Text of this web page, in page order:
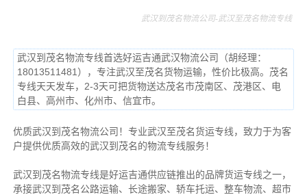
武汉到茂名物流公司-武汉至茂名物流专线
武汉到茂名物流专线首选好运吉通武汉物流公司（胡经理：
18013511481），专注武汉至茂名货物运输，性价比极高。茂名
专线天天发车，2-3天可把货物送达茂名市茂南区、茂港区、电
白县、高州市、化州市、信宜市。
优质武汉到茂名物流公司！专业武汉至茂名货运专线，致力于为客
户提供优质高效的武汉到茂名的物流专线服务！
武汉到茂名物流专线是好运吉通供应链推出的品牌货运专线之一，
承接武汉到茂名公路运输、长途搬家、轿车托运、整车物流、超市